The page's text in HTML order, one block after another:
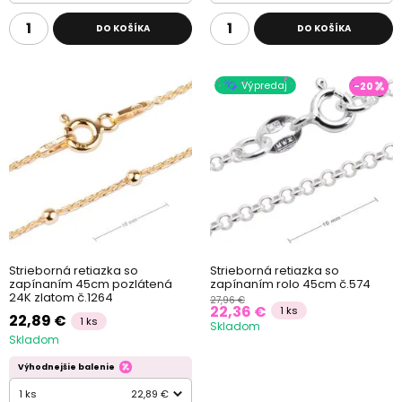
DO KOŠÍKA DO KOŠÍKA
Strieborná retiazka so
zapínaním 45cm pozlátená
24K zlatom č.1264
22,89 € 1 ks
Skladom
Výhodnejšie balenie
1 ks 22,89 €
Výpredaj -20
Strieborná retiazka so
zapínaním rolo 45cm č.574
27,96 €
22,36 € 1 ks
Skladom